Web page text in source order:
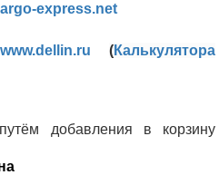
express.net
www.dellin.ru (Калькулятора
добавления в корзину